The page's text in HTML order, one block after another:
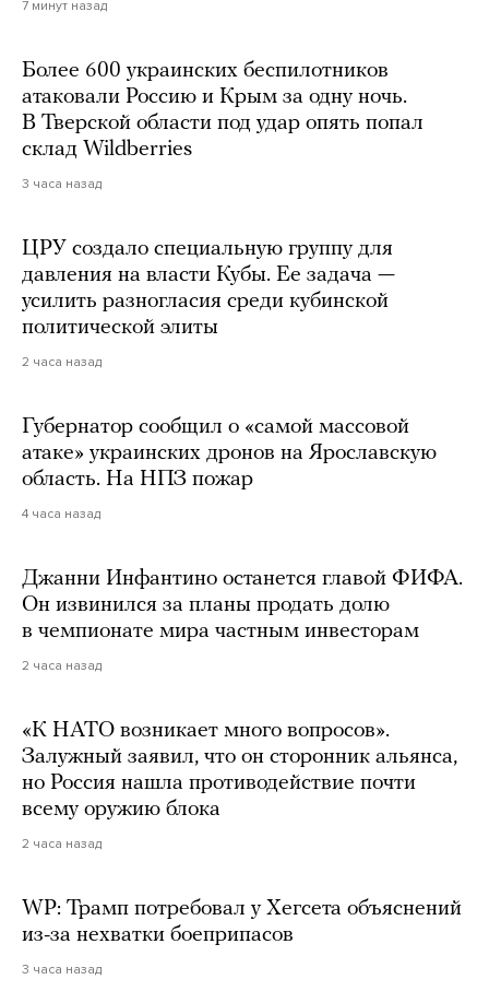
7 минут назад
Более 600 украинских беспилотников
атаковали Россию и Крым за одну ночь.
В Тверской области под удар опять попал
склад Wildberries
3 часа назад
ЦРУ создало специальную группу для
давления на власти Кубы. Ее задача —
усилить разногласия среди кубинской
политической элиты
2 часа назад
Губернатор сообщил о «самой массовой
атаке» украинских дронов на Ярославскую
область. На НПЗ пожар
4 часа назад
Джанни Инфантино останется главой ФИФА.
Он извинился за планы продать долю
в чемпионате мира частным инвесторам
2 часа назад
«К НАТО возникает много вопросов».
Залужный заявил, что он сторонник альянса,
но Россия нашла противодействие почти
всему оружию блока
2 часа назад
WP: Трамп потребовал у Хегсета объяснений
из-за нехватки боеприпасов
3 часа назад